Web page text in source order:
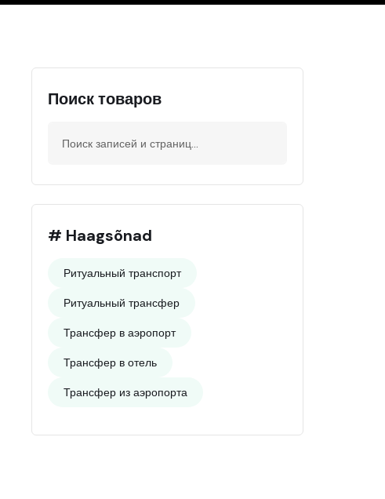
Поиск товаров
# Haagsõnad
Ритуальный транспорт
Ритуальный трансфер
Трансфер в аэропорт
Трансфер в отель
Трансфер из аэропорта